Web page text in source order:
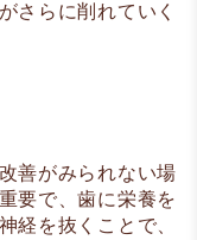
さらに削れていく
善がみられない場
要で、歯に栄養を
経を抜くことで、